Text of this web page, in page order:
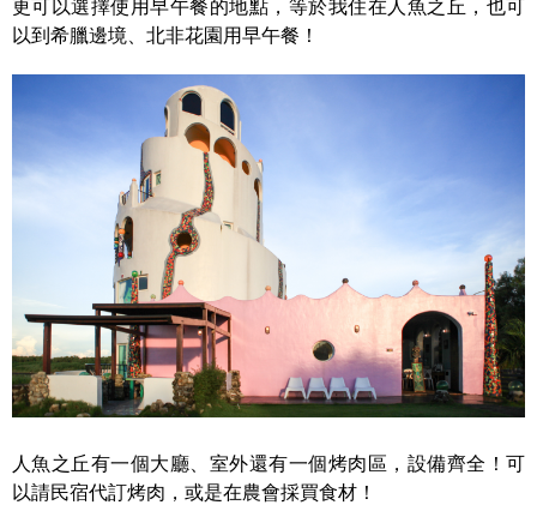
更可以選擇使用早午餐的地點，等於我住在人魚之丘，也可
以到希臘邊境、北非花園用早午餐！
人魚之丘有一個大廳、室外還有一個烤肉區，設備齊全！可
以請民宿代訂烤肉，或是在農會採買食材！